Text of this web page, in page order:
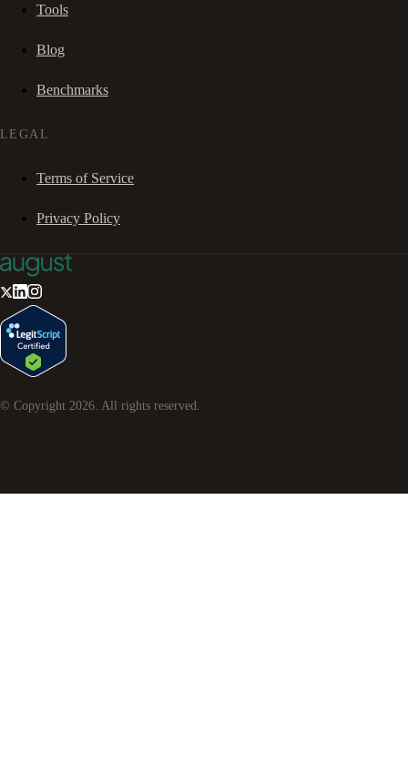
Tools
Blog
Benchmarks
LEGAL
Terms of Service
Privacy Policy
© Copyright 2026 . All rights reserved.